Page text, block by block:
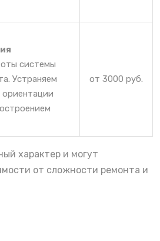
системы
Устраняем
от 3000 руб.
характер и могут
от сложности ремонта и